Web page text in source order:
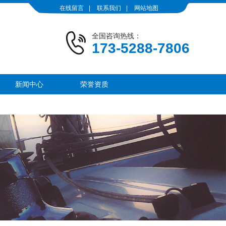
在线留言 联系我们 网站地图
全国咨询热线：
173-5288-7806
新闻中心 荣誉资质